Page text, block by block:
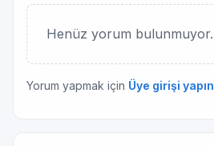
Henüz yorum bulunmuyor.
Yorum yapmak için Üye girişi yapın